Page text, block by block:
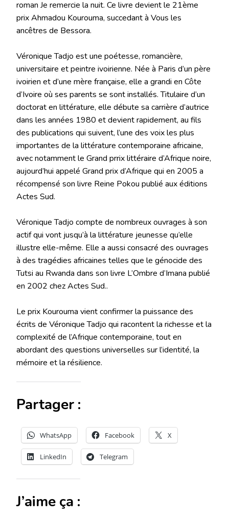
roman Je remercie la nuit. Ce livre devient le 21ème
prix Ahmadou Kourouma, succedant à Vous les
ancêtres de Bessora.
Véronique Tadjo est une poétesse, romancière,
universitaire et peintre ivoirienne. Née à Paris d’un père
ivoirien et d’une mère française, elle a grandi en Côte
d’Ivoire où ses parents se sont installés. Titulaire d’un
doctorat en littérature, elle débute sa carrière d’autrice
dans les années 1980 et devient rapidement, au fils
des publications qui suivent, l’une des voix les plus
importantes de la littérature contemporaine africaine,
avec notamment le Grand prrix littéraire d’Afrique noire,
aujourd’hui appelé Grand prix d’Afrique qui en 2005 a
récompensé son livre Reine Pokou publié aux éditions
Actes Sud.
Véronique Tadjo compte de nombreux ouvrages à son
actif qui vont jusqu’à la littérature jeunesse qu’elle
illustre elle-même. Elle a aussi consacré des ouvrages
à des tragédies africaines telles que le génocide des
Tutsi au Rwanda dans son livre L’Ombre d’Imana publié
en 2002 chez Actes Sud..
Le prix Kourouma vient confirmer la puissance des
écrits de Véronique Tadjo qui racontent la richesse et la
complexité de l’Afrique contemporaine, tout en
abordant des questions universelles sur l’identité, la
mémoire et la résilience.
Partager :
WhatsApp Facebook X
LinkedIn Telegram
J’aime ça :